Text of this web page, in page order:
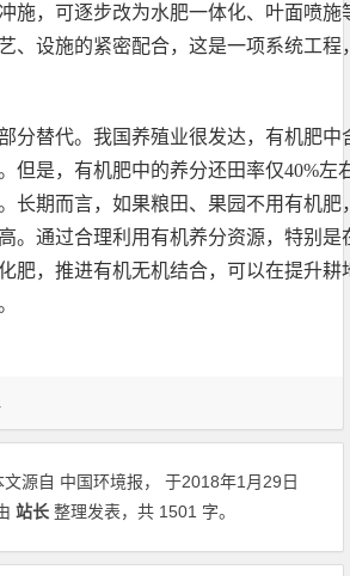
施，可逐步改为水肥一体化、叶面喷
、设施的紧密配合，这是一项系统工
分替代。我国养殖业很发达，有机肥
但是，有机肥中的养分还田率仅40%左
长期而言，如果粮田、果园不用有机
。通过合理利用有机养分资源，特别
肥，推进有机无机结合，可以在提升
文源自 中国环境报， 于2018年1月29日
站长 整理发表，共 1501 字。